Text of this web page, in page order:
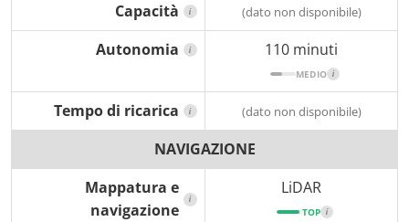
Capacità
i (dato non disponibile)
Autonomia i 110 minuti
MEDIO i
Tempo di ricarica i (dato non disponibile)
NAVIGAZIONE
Mappatura e
navigazione
i
LiDAR
TOP i